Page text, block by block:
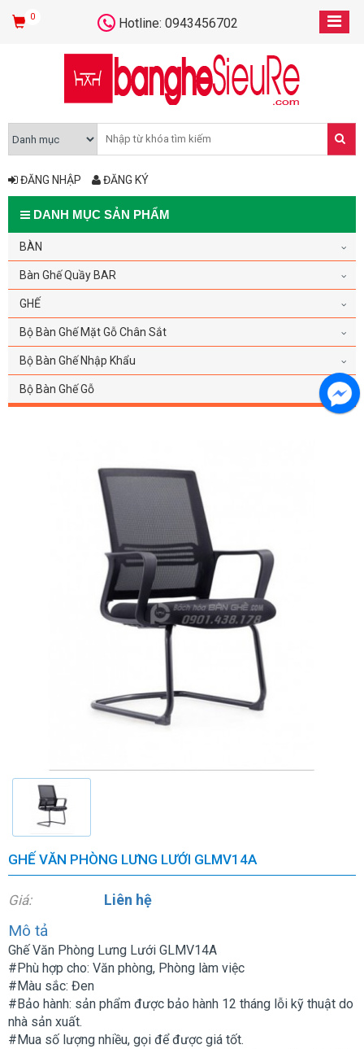
0 Hotline: 0943456702
ĐĂNG NHẬP ĐĂNG KÝ
DANH MỤC SẢN PHẨM
BÀN
Bàn Ghế Quầy BAR
GHẾ
Bộ Bàn Ghế Mặt Gỗ Chân Sắt
Bộ Bàn Ghế Nhập Khẩu
Bộ Bàn Ghế Gỗ
GHẾ VĂN PHÒNG LƯNG LƯỚI GLMV14A
Giá: Liên hệ
Mô tả
Ghế Văn Phòng Lưng Lưới GLMV14A
#Phù hợp cho: Văn phòng, Phòng làm việc
#Màu sắc: Đen
#Bảo hành: sản phẩm được bảo hành 12 tháng lỗi kỹ thuật do
nhà sản xuất.
#Mua số lượng nhiều, gọi để được giá tốt.